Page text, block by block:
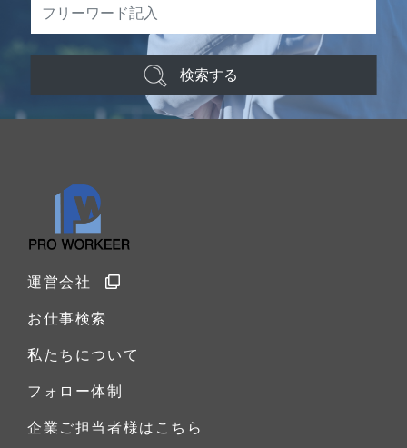
検索する
運営会社
お仕事検索
私たちについて
フォロー体制
企業ご担当者様はこちら